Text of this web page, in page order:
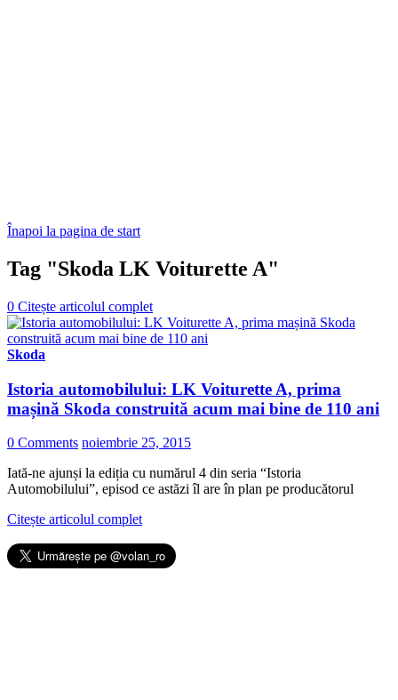
Înapoi la pagina de start
Tag "Skoda LK Voiturette A"
0 Citește articolul complet
Skoda
Istoria automobilului: LK Voiturette A, prima
mașină Skoda construită acum mai bine de 110 ani
0 Comments noiembrie 25, 2015
Iată-ne ajunși la ediția cu numărul 4 din seria “Istoria
Automobilului”, episod ce astăzi îl are în plan pe producătorul
Citește articolul complet